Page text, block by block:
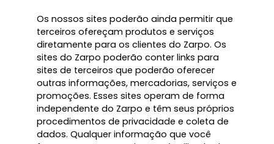
Os nossos sites poderão ainda permitir que
terceiros ofereçam produtos e serviços
diretamente para os clientes do Zarpo. Os
sites do Zarpo poderão conter links para
sites de terceiros que poderão oferecer
outras informações, mercadorias, serviços e
promoções. Esses sites operam de forma
independente do Zarpo e têm seus próprios
procedimentos de privacidade e coleta de
dados. Qualquer informação que você